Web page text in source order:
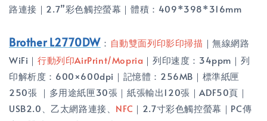
路連接｜2.7”彩色觸控螢幕｜體積：409*398*316mm
Brother L2770DW ： 自動雙面列印影印掃描 ｜無線網路
WiFi｜ 行動列印AirPrint/Mopria ｜列印速度：34ppm｜列
印解析度：600×600dpi｜記憶體：256MB｜標準紙匣
250張 ｜多用途紙匣30張｜紙張輸出120張｜ADF50頁｜
USB2.0、乙太網路連接、 NFC ｜2.7寸彩色觸控螢幕｜PC傳